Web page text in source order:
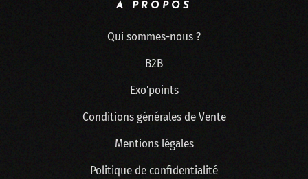
À PROPOS
Qui sommes-nous ?
B2B
Exo'points
Conditions générales de Vente
Mentions légales
Politique de confidentialité